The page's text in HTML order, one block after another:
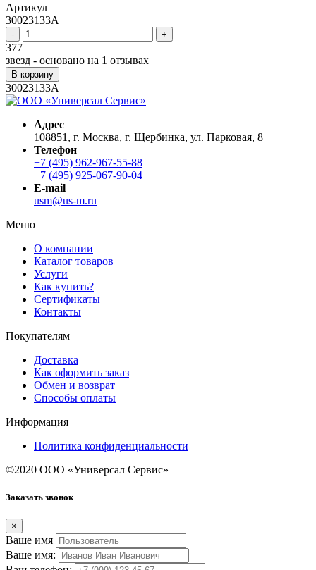
Артикул
30023133A
- +
377
звезд - основано на 1 отзывах
В корзину
30023133A
Адрес
108851, г. Москва, г. Щербинка, ул. Парковая, 8
Телефон
+7 (495) 962-967-55-88
+7 (495) 925-067-90-04
E-mail
usm@us-m.ru
Меню
О компании
Каталог товаров
Услуги
Как купить?
Сертификаты
Контакты
Покупателям
Доставка
Как оформить заказ
Обмен и возврат
Способы оплаты
Информация
Политика конфиденциальности
©2020 ООО «Универсал Сервис»
Заказать звонок
×
Ваше имя
Ваше имя: